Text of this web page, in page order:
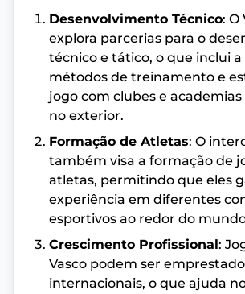
Desenvolvimento Técnico: O
explora parcerias para o
técnico e tático, o que inclui
métodos de treinamento e
jogo com clubes e
no exterior.
Formação de Atletas: O
também visa a formação de
atletas, permitindo que eles
experiência em diferentes
esportivos ao redor do
Crescimento Profissional:
Vasco podem ser
internacionais, o que ajuda